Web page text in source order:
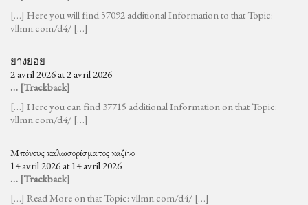
[…] Here you will find 57092 additional Information to that Topic:
vllmn.com/d4/ […]
ยางยอย
2 avril 2026 at 2 avril 2026
… [Trackback]
[…] Here you can find 37715 additional Information on that Topic:
vllmn.com/d4/ […]
Μπόνους καλωσορίσματος καζίνο
14 avril 2026 at 14 avril 2026
… [Trackback]
[…] Read More on that Topic: vllmn.com/d4/ […]